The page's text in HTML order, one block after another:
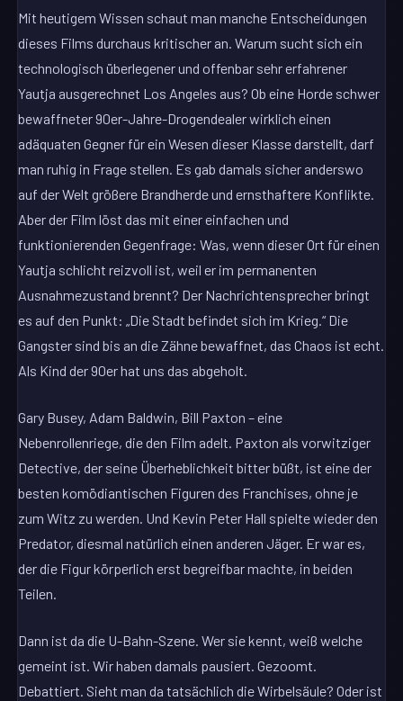
Mit heutigem Wissen schaut man manche Entscheidungen
dieses Films durchaus kritischer an. Warum sucht sich ein
technologisch überlegener und offenbar sehr erfahrener
Yautja ausgerechnet Los Angeles aus? Ob eine Horde schwer
bewaffneter 90er-Jahre-Drogendealer wirklich einen
adäquaten Gegner für ein Wesen dieser Klasse darstellt, darf
man ruhig in Frage stellen. Es gab damals sicher anderswo
auf der Welt größere Brandherde und ernsthaftere Konflikte.
Aber der Film löst das mit einer einfachen und
funktionierenden Gegenfrage: Was, wenn dieser Ort für einen
Yautja schlicht reizvoll ist, weil er im permanenten
Ausnahmezustand brennt? Der Nachrichtensprecher bringt
es auf den Punkt: „Die Stadt befindet sich im Krieg.“ Die
Gangster sind bis an die Zähne bewaffnet, das Chaos ist echt.
Als Kind der 90er hat uns das abgeholt.
Gary Busey, Adam Baldwin, Bill Paxton – eine
Nebenrollenriege, die den Film adelt. Paxton als vorwitziger
Detective, der seine Überheblichkeit bitter büßt, ist eine der
besten komödiantischen Figuren des Franchises, ohne je
zum Witz zu werden. Und Kevin Peter Hall spielte wieder den
Predator, diesmal natürlich einen anderen Jäger. Er war es,
der die Figur körperlich erst begreifbar machte, in beiden
Teilen.
Dann ist da die U-Bahn-Szene. Wer sie kennt, weiß welche
gemeint ist. Wir haben damals pausiert. Gezoomt.
Debattiert. Sieht man da tatsächlich die Wirbelsäule? Oder ist